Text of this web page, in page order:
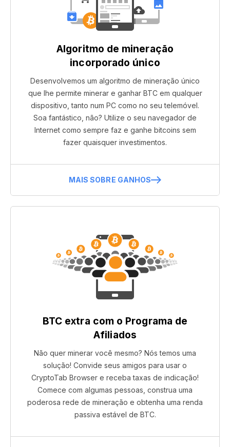
Algoritmo de mineração
incorporado único
Desenvolvemos um algoritmo de mineração único
que lhe permite minerar e ganhar BTC em qualquer
dispositivo, tanto num PC como no seu telemóvel.
Soa fantástico, não? Utilize o seu navegador de
Internet como sempre faz e ganhe bitcoins sem
fazer quaisquer investimentos.
MAIS SOBRE GANHOS
BTC extra com o Programa de
Afiliados
Não quer minerar você mesmo? Nós temos uma
solução! Convide seus amigos para usar o
CryptoTab Browser e receba taxas de indicação!
Comece com algumas pessoas, construa uma
poderosa rede de mineração e obtenha uma renda
passiva estável de BTC.